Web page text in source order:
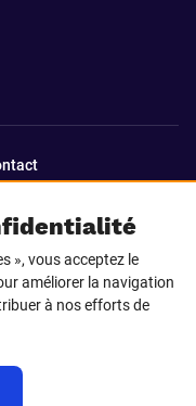
», vous acceptez le
améliorer la navigation
à nos efforts de
LinkedIn